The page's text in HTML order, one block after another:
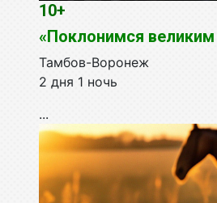
10+
«Поклонимся
Тамбов-Воронеж
2 дня 1 ночь
...